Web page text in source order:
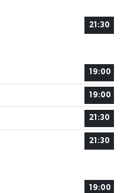
21:30
19:00
19:00
21:30
21:30
19:00